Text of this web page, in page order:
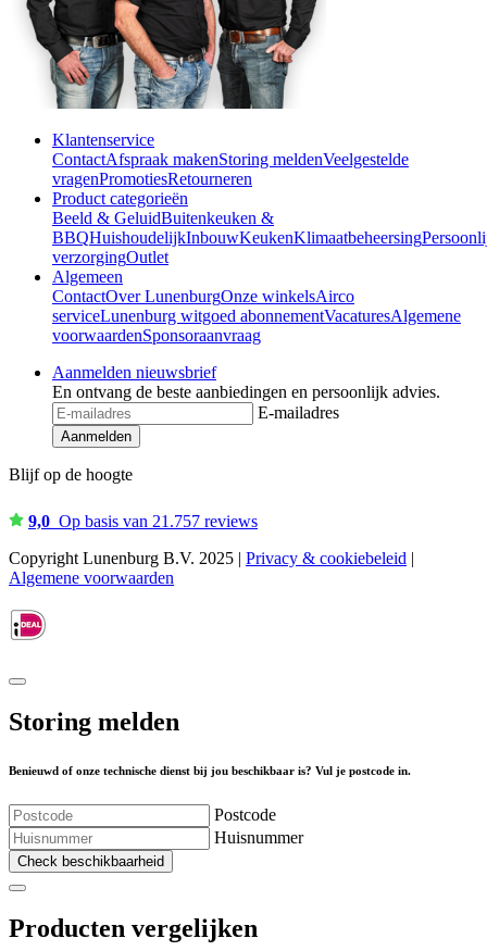
Klantenservice
ContactAfspraak makenStoring meldenVeelgestelde
vragenPromotiesRetourneren
Product categorieën
Beeld & GeluidBuitenkeuken &
BBQHuishoudelijkInbouwKeukenKlimaatbeheersing
verzorgingOutlet
Algemeen
ContactOver LunenburgOnze winkelsAirco
serviceLunenburg witgoed abonnementVacaturesAlgemene
voorwaardenSponsoraanvraag
Aanmelden nieuwsbrief
En ontvang de beste aanbiedingen en persoonlijk advies.
E-mailadres
Aanmelden
Blijf op de hoogte
9,0 Op basis van 21.757 reviews
Copyright Lunenburg B.V. 2025 | Privacy & cookiebeleid |
Algemene voorwaarden
Storing melden
Benieuwd of onze technische dienst bij jou beschikbaar is? Vul je postcode in.
Postcode
Huisnummer
Check beschikbaarheid
Producten vergelijken